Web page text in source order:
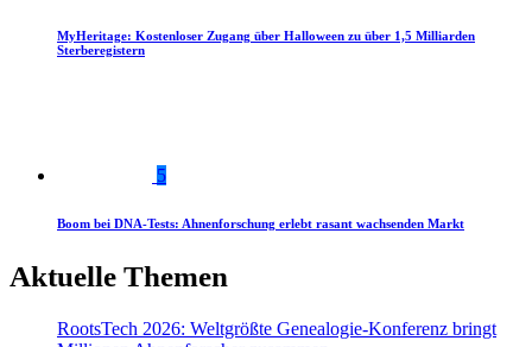
MyHeritage: Kostenloser Zugang über Halloween zu über 1,5 Milliarden
Sterberegistern
5
Boom bei DNA-Tests: Ahnenforschung erlebt rasant wachsenden Markt
Aktuelle Themen
RootsTech 2026: Weltgrößte Genealogie-Konferenz bringt